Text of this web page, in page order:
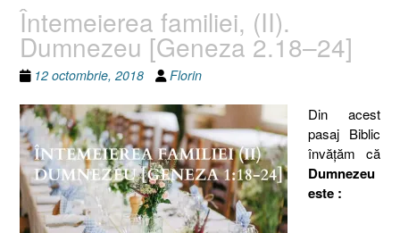
Întemeierea familiei, (II).
Dumnezeu [Geneza 2.18–24]
12 octombrie, 2018 Florin
Din acest
pasaj Biblic
învăţăm că
Dumnezeu
este :